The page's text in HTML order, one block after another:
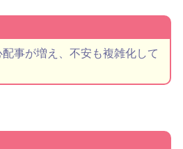
事が増え、不安も複雑化して